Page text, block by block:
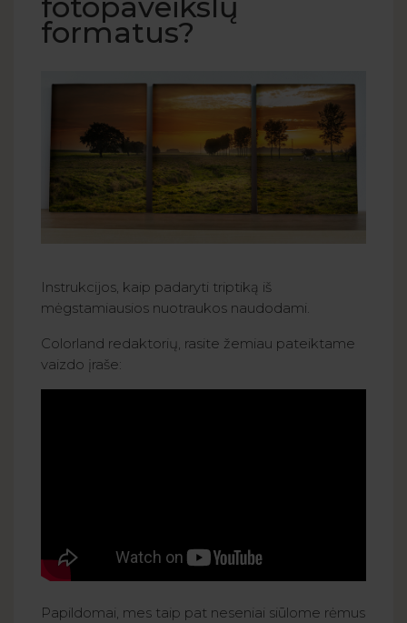
formatus?
Instrukcijos, kaip padaryti triptiką iš
mėgstamiausios nuotraukos naudodami.
Colorland redaktorių, rasite žemiau pateiktame
vaizdo įraše:
Papildomai, mes taip pat neseniai siūlome rėmus